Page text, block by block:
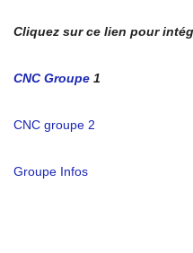
Cliquez sur ce lien pour
CNC Groupe 1
CNC groupe 2
Groupe Infos